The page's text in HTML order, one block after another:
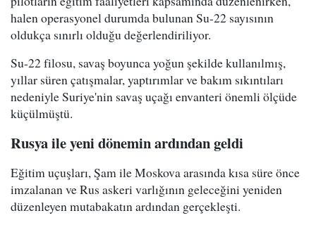
halen operasyonel durumda bulunan Su-22 sayısının
oldukça sınırlı olduğu değerlendiriliyor.
Su-22 filosu, savaş boyunca yoğun şekilde kullanılmış,
yıllar süren çatışmalar, yaptırımlar ve bakım sıkıntıları
nedeniyle Suriye'nin savaş uçağı envanteri önemli ölçüde
küçülmüştü.
Rusya ile yeni dönemin ardından geldi
Eğitim uçuşları, Şam ile Moskova arasında kısa süre önce
imzalanan ve Rus askeri varlığının geleceğini yeniden
düzenleyen mutabakatın ardından gerçekleşti.